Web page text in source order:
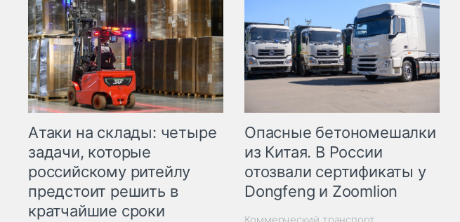
Атаки на склады: четыре
задачи, которые
российскому ритейлу
предстоит решить в
кратчайшие сроки
Опасные бетономешалки
из Китая. В России
отозвали сертификаты у
Dongfeng и Zoomlion